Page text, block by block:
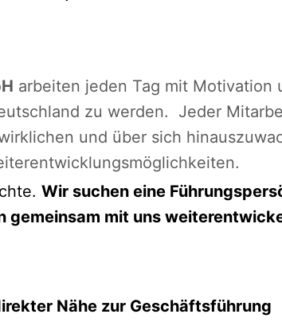
arbeiten jeden Tag mit Motivation
zu werden. Jeder
und über sich
Wir suchen eine
gemeinsam mit uns
Nähe zur Geschäftsführung